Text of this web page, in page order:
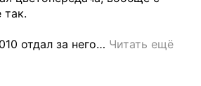
так.
отдал за него… Читать ещё